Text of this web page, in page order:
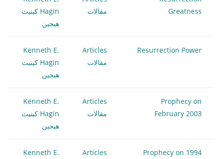
Greatness
مقالات
Hagin كينيث
هيجين
Resurrection Power
Articles
مقالات
Kenneth E.
Hagin كينيث
هيجين
Prophecy on
February 2003
Articles
مقالات
Kenneth E.
Hagin كينيث
هيجين
Prophecy on 1994
Articles
Kenneth E.